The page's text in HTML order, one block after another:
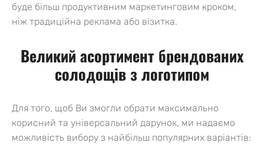
буде більш продуктивним маркетинговим кроком,
ніж традиційна реклама або візитка.
Великий асортимент брендованих
солодощів з логотипом
Для того, щоб Ви змогли обрати максимально
корисний та універсальний дарунок, ми надаємо
можливість вибору з найбільш популярних варіантів: